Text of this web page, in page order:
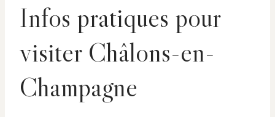
Infos pratiques pour
visiter Châlons-en-
Champagne